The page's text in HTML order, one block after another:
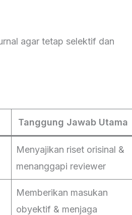
agar tetap selektif dan
Tanggung Jawab Utama
Menyajikan riset orisinal &
menanggapi reviewer
Memberikan masukan
obyektif & menjaga